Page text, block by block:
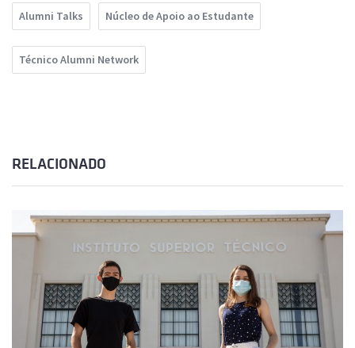
Alumni Talks Núcleo de Apoio ao Estudante
Técnico Alumni Network
RELACIONADO